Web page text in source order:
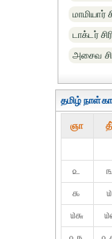
மாமியார்
டாக்டர்
அசைவ
தமிழ்
ஞா
௨
௩
௯
௰
௰௬